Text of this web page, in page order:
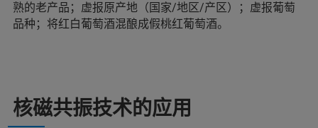
熟的老产品；虚报原产地（国家/地区/产区）；虚报葡萄
品种；将红白葡萄酒混酿成假桃红葡萄酒。
核磁共振技术的应用